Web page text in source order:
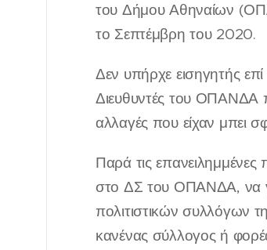
του Δήμου Αθηναίων
το Σεπτέμβρη του 2020.
Δεν υπήρχε εισηγητής
Διευθυντές του ΟΠΑΝΔΑ
αλλαγές που είχαν μπει
Παρά τις επανειλημμένες
στο ΔΣ του ΟΠΑΝΔΑ, να
πολιτιστικών συλλόγων
κανένας σύλλογος ή